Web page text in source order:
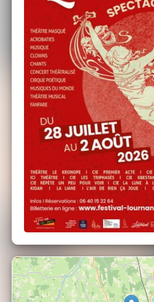
Lournand - 21h30 - Durée : 50
Dans une gare, où
le temps est
des trains qui ne s'arrêtent pas,
attendent le leur. Le premier qui
soit. Pour partir vers un ailleurs
meilleur.Tout semble les
forcée va leur permettre de se
transformer cette gare aux
loufoque et poétique.Un lieu où
pour laisser place à
Concert – Groove Colombien -
Lournand - 23h00
Venu des barrios de Bogotà, le
reflète la diversité des musiques
voyage la conduit dans la Drôme
musiciens issus du jazz, du rock
La Liane s’inspire des traditions
une musique électrique aux
rythmes des caraïbes au
Sur scène, La Liane propage un
poésie engagée qui met les